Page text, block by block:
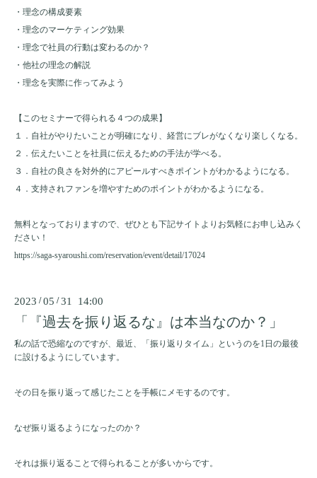
・理念の構成要素
・理念のマーケティング効果
・理念で社員の行動は変わるのか？
・他社の理念の解説
・理念を実際に作ってみよう
【このセミナーで得られる４つの成果】
１．自社がやりたいことが明確になり、経営にブレがなくなり楽しくなる。
２．伝えたいことを社員に伝えるための手法が学べる。
３．自社の良さを対外的にアピールすべきポイントがわかるようになる。
４．支持されファンを増やすためのポイントがわかるようになる。
無料となっておりますので、ぜひとも下記サイトよりお気軽にお申し込みく
ださい！
https://saga-syaroushi.com/reservation/event/detail/17024
2023 /05 /31 14:00
「『過去を振り返るな』は本当なのか？」
私の話で恐縮なのですが、最近、「振り返りタイム」というのを1 日の最後
に設けるようにしています。
その日を振り返って感じたことを手帳にメモするのです。
なぜ振り返るようになったのか？
それは振り返ることで得られることが多いからです。